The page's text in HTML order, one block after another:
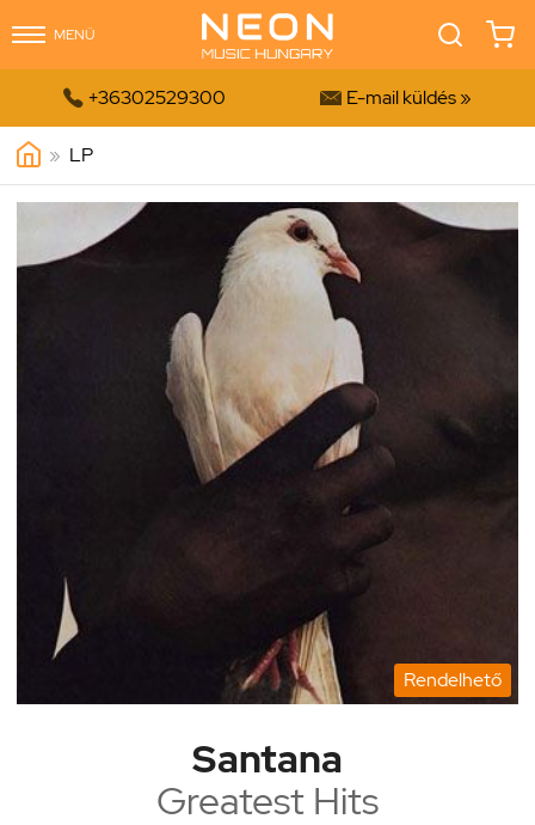
MENÜ
 +36302529300  E-mail küldés »
» LP
Rendelhető
Santana
Greatest Hits